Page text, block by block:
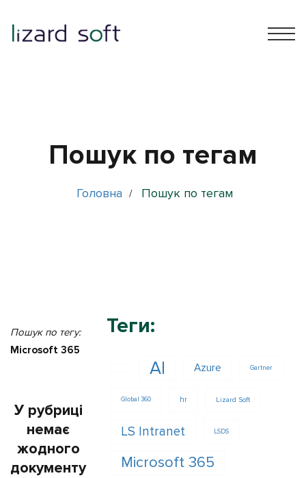
Пошук по тегам
Головна / Пошук по тегам
Пошук по тегу:
Microsoft 365
У рубриці
немає
жодного
документу
Теги:
AI Azure Gartner
Global 360 hr Lizard Soft
LS Intranet LSDS
Microsoft 365